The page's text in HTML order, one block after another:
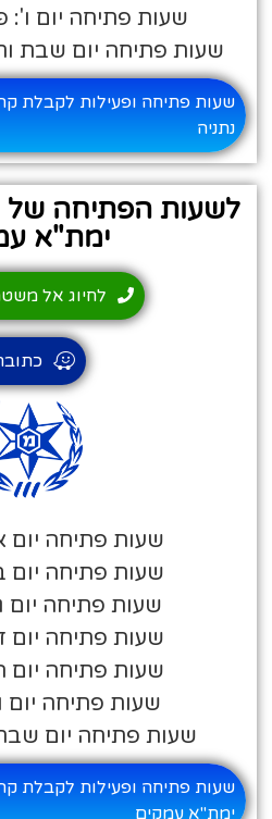
שעות פתיחה יום ו': פתוח
שעות פתיחה יום שבת וחג:
שעות פתיחה ופעילות לקבלת
נתניה
לשעות הפתיחה
ימת"א
שעות פתיחה יום א': 24
שעות פתיחה יום ב': 24
שעות פתיחה יום ג': 24
שעות פתיחה יום ד': 24
שעות פתיחה יום ה': 24
שעות פתיחה יום ו': 24
שעות פתיחה יום שבת וחג:
לחיוג אל
כתובת:
שעות פתיחה ופעילות לקבלת
ימת"א עמקים